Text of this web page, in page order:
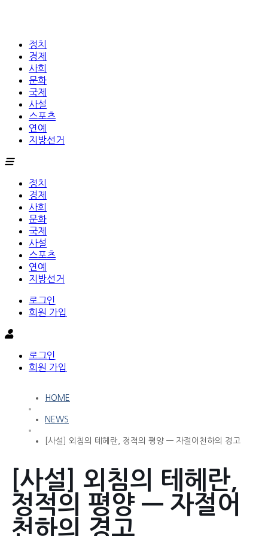
정치
경제
사회
문화
국제
사설
스포츠
연예
지방선거
정치
경제
사회
문화
국제
사설
스포츠
연예
지방선거
로그인
회원 가입
로그인
회원 가입
HOME
NEWS
[사설] 외침의 테헤란, 정적의 평양 — 자절어천하의 경고
[사설] 외침의 테헤란,
정적의 평양 — 자절어
천하의 경고